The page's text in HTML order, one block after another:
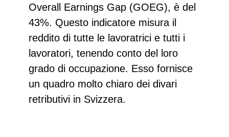
Overall Earnings Gap (GOEG), è del
43%. Questo indicatore misura il
reddito di tutte le lavoratrici e tutti i
lavoratori, tenendo conto del loro
grado di occupazione. Esso fornisce
un quadro molto chiaro dei divari
retributivi in Svizzera.